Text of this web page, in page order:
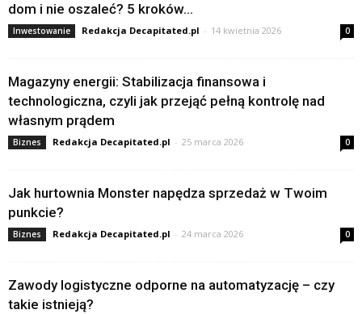
dom i nie oszaleć? 5 kroków...
Inwestowanie Redakcja Decapitated.pl - 14 kwietnia 2026 0
Magazyny energii: Stabilizacja finansowa i
technologiczna, czyli jak przejąć pełną kontrolę nad
własnym prądem
Biznes Redakcja Decapitated.pl - 25 marca 2026 0
Jak hurtownia Monster napędza sprzedaż w Twoim
punkcie?
Biznes Redakcja Decapitated.pl - 24 marca 2026 0
Zawody logistyczne odporne na automatyzację – czy
takie istnieją?